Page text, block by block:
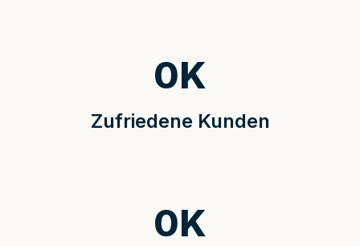
Zufriedene Kunden
0K
0K